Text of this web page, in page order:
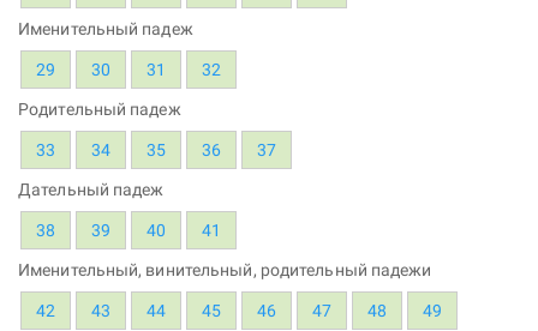
Именительный падеж
29 30 31 32
Родительный падеж
33 34 35 36 37
Дательный падеж
38 39 40 41
Именительный, винительный, родительный падежи
42 43 44 45 46 47 48 49